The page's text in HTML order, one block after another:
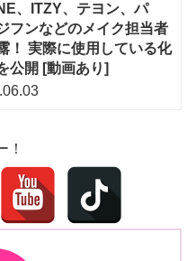
、ITZY、テヨン、パ
フンなどのメイク担当者
！ 実際に使用している化
公開 [動画あり]
！